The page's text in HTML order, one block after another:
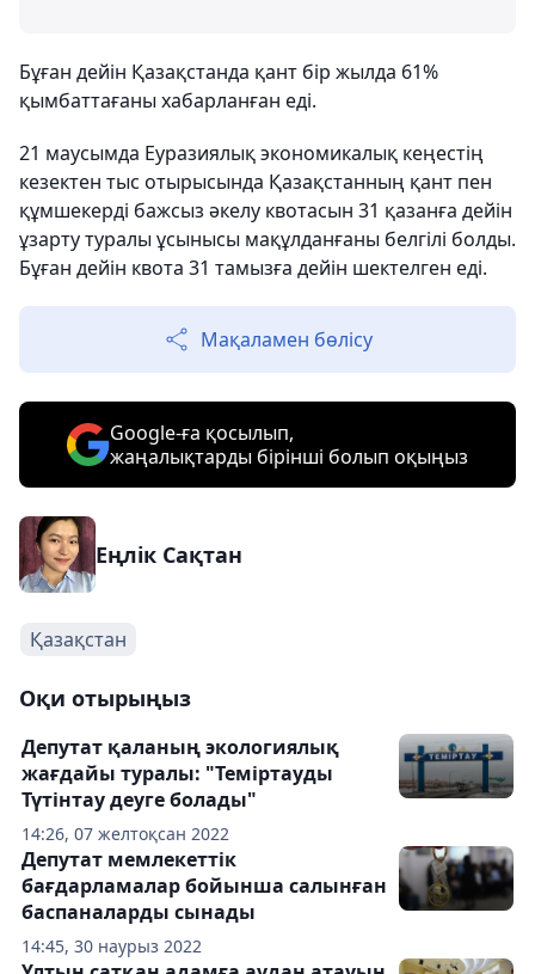
Бұған дейін Қазақстанда қант бір жылда 61%
қымбаттағаны хабарланған еді.
21 маусымда Еуразиялық экономикалық кеңестің
кезектен тыс отырысында Қазақстанның қант пен
құмшекерді бажсыз әкелу квотасын 31 қазанға дейін
ұзарту туралы ұсынысы мақұлданғаны белгілі болды.
Бұған дейін квота 31 тамызға дейін шектелген еді.
Мақаламен бөлісу
Google-ға қосылып,
жаңалықтарды бірінші болып оқыңыз
Еңлік Сақтан
Қазақстан
Оқи отырыңыз
14:26, 07 желтоқсан 2022
Депутат қаланың экологиялық
жағдайы туралы: "Теміртауды
Түтінтау деуге болады"
14:45, 30 наурыз 2022
Депутат мемлекеттік
бағдарламалар бойынша салынған
баспаналарды сынады